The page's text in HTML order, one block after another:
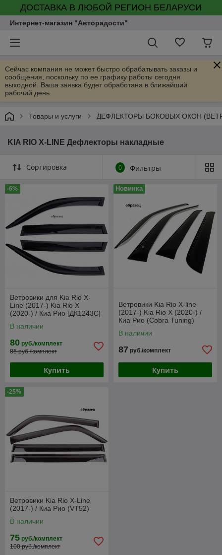
ДОСТАВКА В ЛЮБОЙ РЕГИОН БЕЛАРУСИ
Интернет-магазин "Авторадости"
Сейчас компания не может быстро обрабатывать заказы и
сообщения, поскольку по ее графику работы сегодня
выходной. Ваша заявка будет обработана в ближайший
рабочий день.
Товары и услуги ДЕФЛЕКТОРЫ БОКОВЫХ ОКОН
KIA RIO X-LINE Дефлекторы накладные
Сортировка 0 Фильтры
-6%
Ветровики для Kia Rio X-
Line (2017-) Kia Rio X
(2020-) / Киа Рио [ДК1243С]
В наличии
80 руб./комплект
85 руб./комплект
Купить
Новинка
Ветровики Kia Rio X-line
(2017-) Kia Rio X (2020-) /
Киа Рио (Cobra Tuning)
В наличии
87 руб./комплект
Купить
-25%
Ветровики Kia Rio X-Line
(2017-) / Киа Рио (VT52)
В наличии
75 руб./комплект
100 руб./комплект